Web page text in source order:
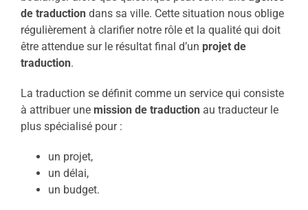
de traduction dans sa ville. Cette situation nous oblige
régulièrement à clarifier notre rôle et la qualité qui doit
être attendue sur le résultat final d’un projet de
traduction.
La traduction se définit comme un service qui consiste
à attribuer une mission de traduction au traducteur le
plus spécialisé pour :
un projet,
un délai,
un budget.